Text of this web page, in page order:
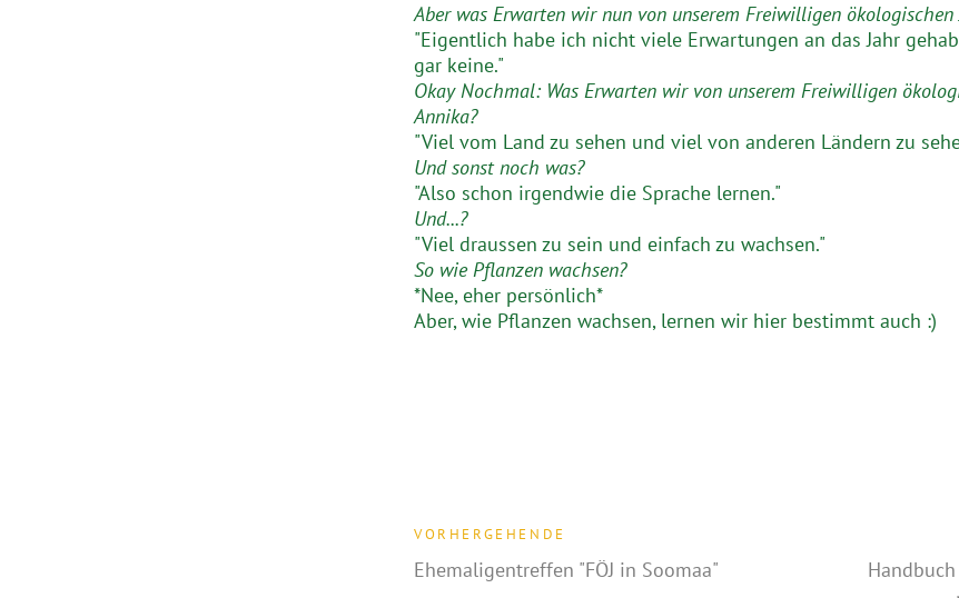
Aber was Erwarten wir nun von unserem Freiwilligen ökologischen
"Eigentlich habe ich nicht viele Erwartungen an das Jahr
gar keine."
Okay Nochmal: Was Erwarten wir von unserem Freiwilligen
Annika?
"Viel vom Land zu sehen und viel von anderen Ländern zu
Und sonst noch was?
"Also schon irgendwie die Sprache lernen."
Und...?
"Viel draussen zu sein und einfach zu wachsen."
So wie Pflanzen wachsen?
*Nee, eher persönlich*
Aber, wie Pflanzen wachsen, lernen wir hier bestimmt auch :)
VORHERGEHENDE
Ehemaligentreffen "FÖJ in Soomaa"